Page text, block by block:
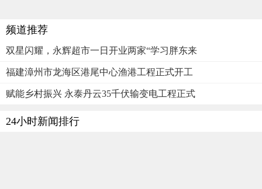
频道推荐
双星闪耀，永辉超市一日开业两家“学习胖东来
福建漳州市龙海区港尾中心渔港工程正式开工
赋能乡村振兴 永泰丹云35千伏输变电工程正式
24小时新闻排行